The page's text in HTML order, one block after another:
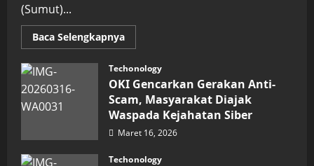
(Sumut)...
Baca SelengkapnyaRead
more
Inovasi
Digital
Keuangan
Sumut
Berbuah
Prestasi,
Raih
Penghargaan
Techonology
OKI Gencarkan Gerakan Anti-
Scam, Masyarakat Diajak
Waspada Kejahatan Siber
Maret 16, 2026
Techonology